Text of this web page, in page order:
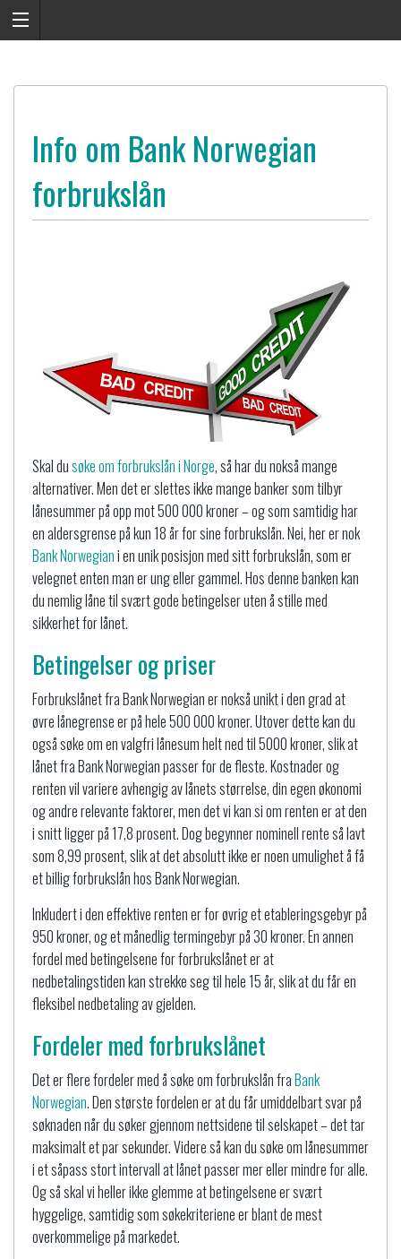
Info om Bank Norwegian
forbrukslån
Skal dusøke om forbrukslån i Norge, så har du nokså mange
alternativer. Men det er slettes ikke mange banker som tilbyr
lånesummer på opp mot 500 000 kroner – og som samtidig har
en aldersgrense på kun 18 år for sine forbrukslån. Nei, her er nok
Bank Norwegiani en unik posisjon med sitt forbrukslån, som er
velegnet enten man er ung eller gammel. Hos denne banken kan
du nemlig låne til svært gode betingelser uten å stille med
sikkerhet for lånet.
Betingelser og priser
Forbrukslånet fra Bank Norwegian er nokså unikt i den grad at
øvre lånegrense er på hele 500 000 kroner. Utover dette kan du
også søke om en valgfri lånesum helt ned til 5000 kroner, slik at
lånet fra Bank Norwegian passer for de fleste. Kostnader og
renten vil variere avhengig av lånets størrelse, din egen økonomi
og andre relevante faktorer, men det vi kan si om renten er at den
i snitt ligger på 17,8 prosent. Dog begynner nominell rente så lavt
som 8,99 prosent, slik at det absolutt ikke er noen umulighet å få
et billig forbrukslån hos Bank Norwegian.
Inkludert i den effektive renten er for øvrig et etableringsgebyr på
950 kroner, og et månedlig termingebyr på 30 kroner. En annen
fordel med betingelsene for forbrukslånet er at
nedbetalingstiden kan strekke seg til hele 15 år, slik at du får en
fleksibel nedbetaling av gjelden.
Fordeler med forbrukslånet
Det er flere fordeler med å søke om forbrukslån fraBank
Norwegian. Den største fordelen er at du får umiddelbart svar på
søknaden når du søker gjennom nettsidene til selskapet – det tar
maksimalt et par sekunder. Videre så kan du søke om lånesummer
i et såpass stort intervall at lånet passer mer eller mindre for alle.
Og så skal vi heller ikke glemme at betingelsene er svært
hyggelige, samtidig som søkekriteriene er blant de mest
overkommelige på markedet.